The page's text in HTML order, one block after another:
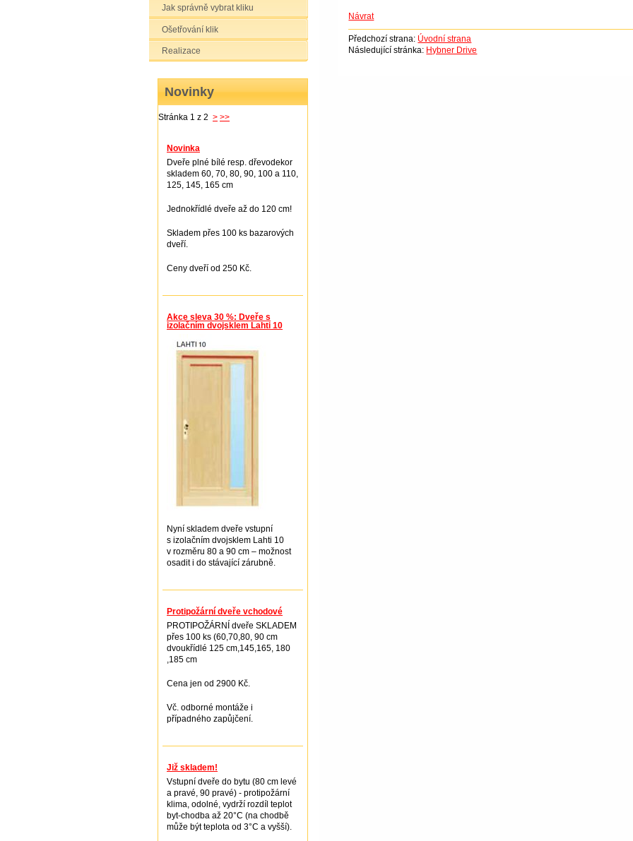
Jak správně vybrat kliku
Ošetřování klik
Realizace
Novinky
Stránka 1 z 2 > >>
Novinka
Dveře plné bílé resp. dřevodekor
skladem 60, 70, 80, 90, 100 a 110,
125, 145, 165 cm
Jednokřídlé dveře až do 120 cm!
Skladem přes 100 ks bazarových
dveří.
Ceny dveří od 250 Kč.
Akce sleva 30 %: Dveře s
izolačním dvojsklem Lahti 10
Nyní skladem dveře vstupní
s izolačním dvojsklem Lahti 10
v rozměru 80 a 90 cm – možnost
osadit i do stávající zárubně.
Protipožární dveře vchodové
PROTIPOŽÁRNÍ dveře SKLADEM
přes 100 ks (60,70,80, 90 cm
dvoukřídlé 125 cm,145,165, 180
,185 cm
Cena jen od 2900 Kč.
Vč. odborné montáže i
případného zapůjčení.
Již skladem!
Vstupní dveře do bytu (80 cm levé
a pravé, 90 pravé) - protipožární
klima, odolné, vydrží rozdíl teplot
byt-chodba až 20°C (na chodbě
může být teplota od 3°C a vyšší).
Návrat
Předchozí strana: Úvodní strana
Následující stránka: Hybner Drive